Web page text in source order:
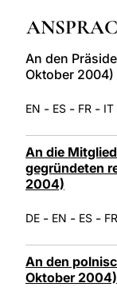
An den
Oktober 2004)
EN - ES - FR - IT
An die
gegründeten
2004)
DE - EN - ES - FR
An den
Oktober 2004)